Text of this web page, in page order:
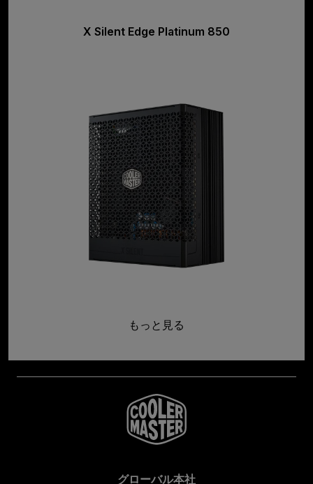
X Silent Edge Platinum 850
もっと見る
グローバル本社